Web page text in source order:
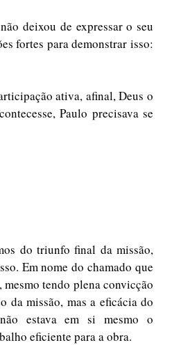
deixou de expressar o seu
ativa, afinal, Deus o
Paulo precisava se
do triunfo final da missão,
Em nome do chamado que
tendo plena convicção
da missão, mas a eficácia do
estava em si mesmo o
eficiente para a obra.